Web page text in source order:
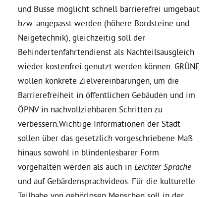
und Busse möglicht schnell barrierefrei umgebaut
bzw. angepasst werden (höhere Bordsteine und
Neigetechnik), gleichzeitig soll der
Behindertenfahrtendienst als Nachteilsausgleich
wieder kostenfrei genutzt werden können. GRÜNE
wollen konkrete Zielvereinbarungen, um die
Barrierefreiheit in öffentlichen Gebäuden und im
ÖPNV in nachvollziehbaren Schritten zu
verbessern.Wichtige Informationen der Stadt
sollen über das gesetzlich vorgeschriebene Maß
hinaus sowohl in blindenlesbarer Form
vorgehalten werden als auch in Leichter Sprache
und auf Gebärdensprachvideos. Für die kulturelle